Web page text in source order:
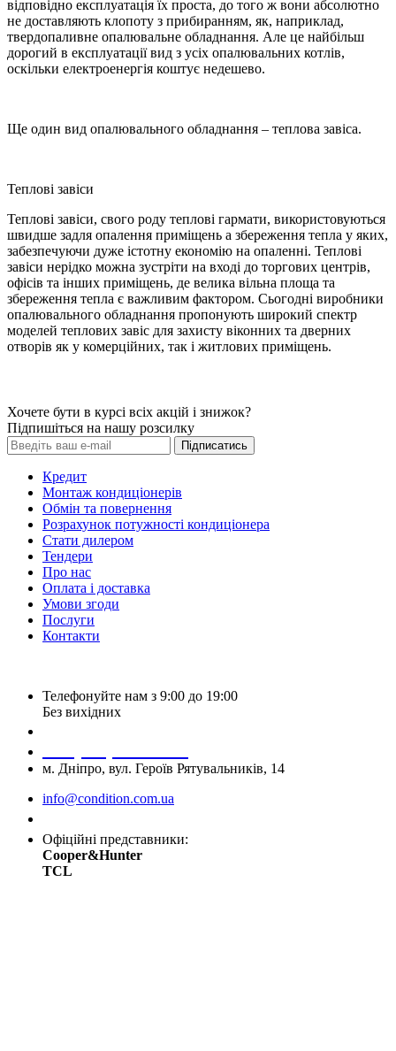
відповідно експлуатація їх проста, до того ж вони абсолютно
не доставляють клопоту з прибиранням, як, наприклад,
твердопаливне опалювальне обладнання. Але це найбільш
дорогий в експлуатації вид з усіх опалювальних котлів,
оскільки електроенергія коштує недешево.
Ще один вид опалювального обладнання – теплова завіса.
Теплові завіси
Теплові завіси, свого роду теплові гармати, використовуються
швидше задля опалення приміщень а збереження тепла у яких,
забезпечуючи дуже істотну економію на опаленні. Теплові
завіси нерідко можна зустріти на вході до торгових центрів,
офісів та інших приміщень, де велика вільна площа та
збереження тепла є важливим фактором. Сьогодні виробники
опалювального обладнання пропонують широкий спектр
моделей теплових завіс для захисту віконних та дверних
отворів як у комерційних, так і житлових приміщень.
Хочете бути в курсі всіх акцій і знижок?
Підпишіться на нашу розсилку
Підписатись
Кредит
Монтаж кондиціонерів
Обмін та повернення
Розрахунок потужності кондиціонера
Стати дилером
Тендери
Про нас
Оплата і доставка
Умови згоди
Послуги
Контакти
Телефонуйте нам з 9:00 до 19:00
Без вихідних
м. Дніпро, вул. Героїв Рятувальників, 14
info@condition.com.ua
Офіційні представники:
Cooper&Hunter
TCL